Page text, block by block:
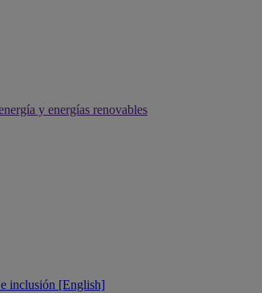
y energías renovables
inclusión [English]